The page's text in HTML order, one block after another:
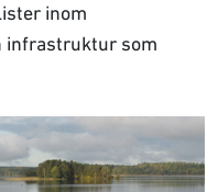
inom
infrastruktur som